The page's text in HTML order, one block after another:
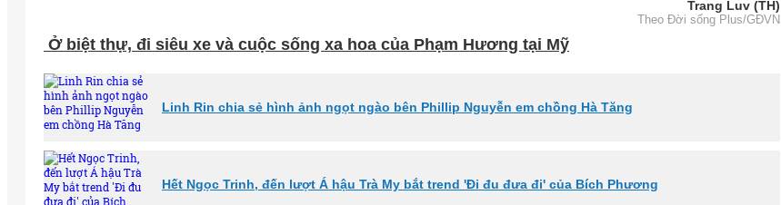
Trang Luv (TH)
Theo Đời sống Plus/GĐVN
Ở biệt thự, đi siêu xe và cuộc sống xa hoa của Phạm Hương tại Mỹ
Linh Rin chia sẻ hình ảnh ngọt ngào bên Phillip Nguyễn em chồng Hà Tăng
Hết Ngọc Trinh, đến lượt Á hậu Trà My bắt trend 'Đi đu đưa đi' của Bích Phương